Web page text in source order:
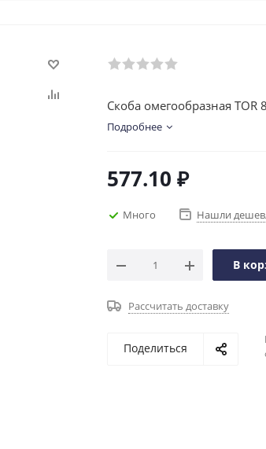
Скоба омегообразная TOR
Подробнее
577.10 ₽
Много Нашли
В
Рассчитать доставку
Поделиться